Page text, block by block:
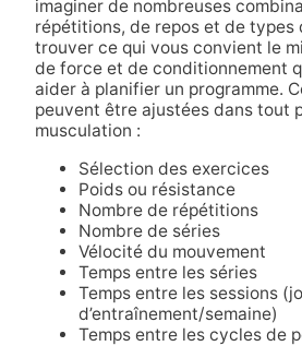
imaginer de nombreuses
répétitions, de repos et de types
trouver ce qui vous convient le
de force et de conditionnement
aider à planifier un programme.
peuvent être ajustées dans tout
musculation :
Sélection des exercices
Poids ou résistance
Nombre de répétitions
Nombre de séries
Vélocité du mouvement
Temps entre les séries
Temps entre les sessions
d’entraînement/semaine)
Temps entre les cycles de